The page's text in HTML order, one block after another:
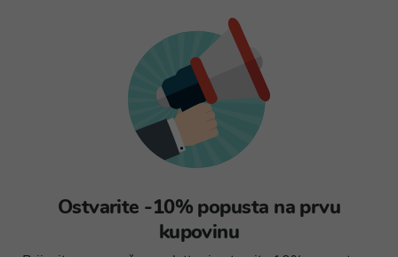
Ostvarite -10% popusta na prvu
kupovinu